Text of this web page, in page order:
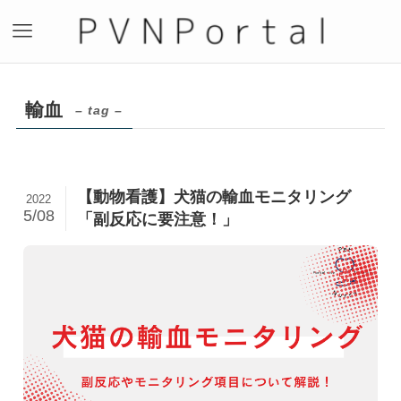
輸血 – tag –
【動物看護】犬猫の輸血モニタリング
「副反応に要注意！」
2022
5/08